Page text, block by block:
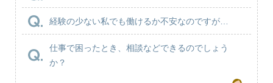
経験の少ない私でも働けるか不安なのですが…
仕事で困ったとき、相談などできるのでしょう
か？